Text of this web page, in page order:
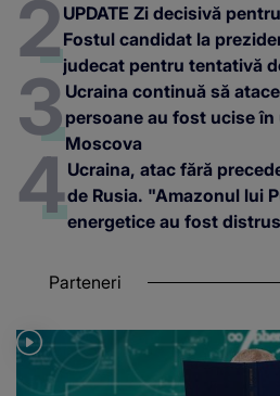
UPDATE Zi decisivă
Fostul candidat la
judecat pentru tentativă
Ucraina continuă să
persoane au fost ucise
Moscova
Ucraina, atac fără
de Rusia. "Amazonul lui
energetice au fost
Parteneri